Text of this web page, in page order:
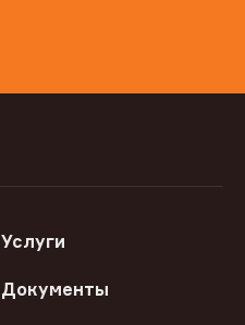
Услуги
Документы